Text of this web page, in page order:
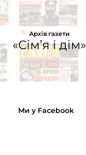
Архів газети
«Сім’я і дім»
Ми у Facebook